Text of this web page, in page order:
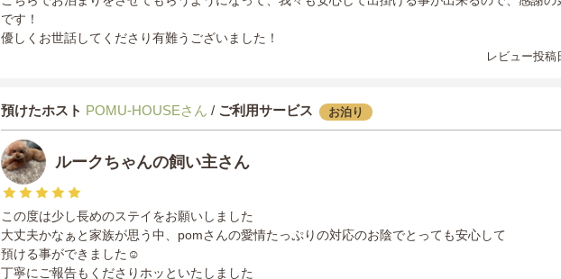
です！
優しくお世話してくださり有難うございました！
レビュー投
預けたホスト POMU-HOUSEさん / ご利用サービス お泊り
ルークちゃんの飼い主さん
この度は少し長めのステイをお願いしました
大丈夫かなぁと家族が思う中、pomさんの愛情たっぷりの対応のお陰でとっても安心して
預ける事ができました☺️
丁寧にご報告もくださりホッといたしました